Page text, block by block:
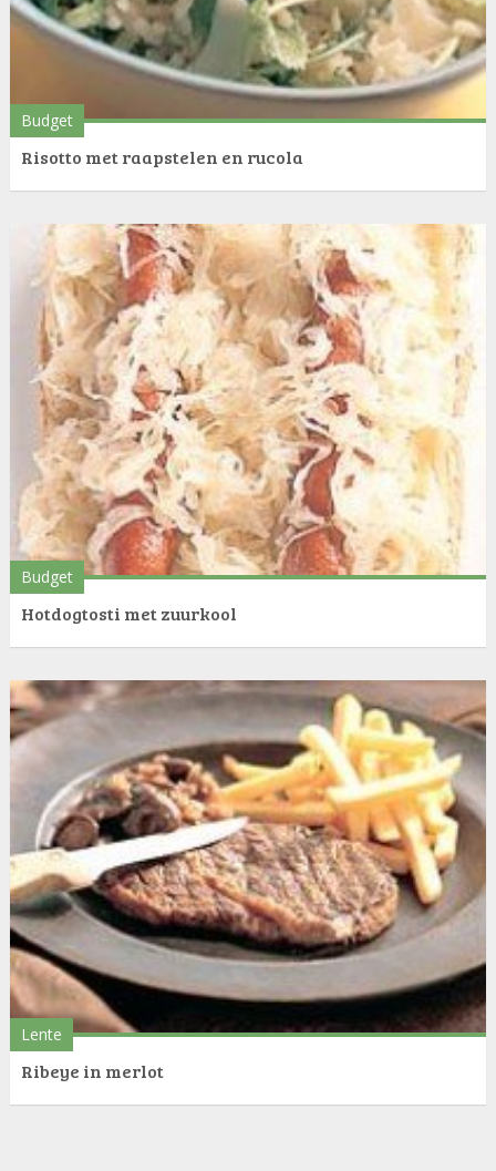
Budget
Risotto met raapstelen en rucola
Budget
Hotdogtosti met zuurkool
Lente
Ribeye in merlot